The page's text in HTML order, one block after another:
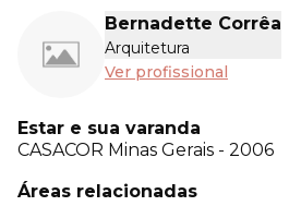
Bernadette Corrêa
Arquitetura
Ver profissional
Estar e sua varanda
CASACOR Minas Gerais - 2006
Áreas relacionadas